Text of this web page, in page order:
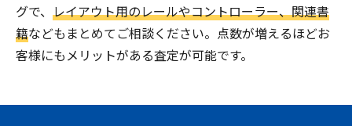
グで、 レイアウト用のレールやコントローラー、関連書
籍などもまとめてご相談ください。点数が増えるほどお
客様にもメリットがある査定が可能です。